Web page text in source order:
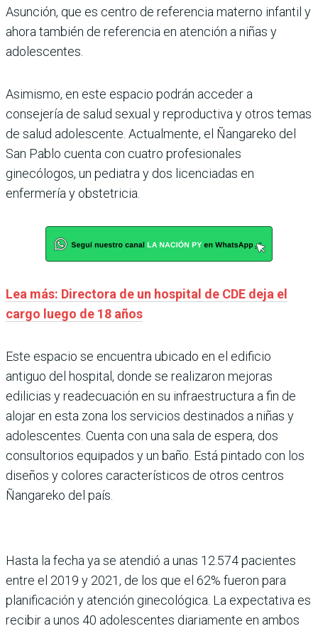
Asunción, que es centro de referencia materno infantil y
ahora también de referencia en atención a niñas y
adolescentes.
Asimismo, en este espacio podrán acceder a
consejería de salud sexual y reproductiva y otros temas
de salud adolescente. Actualmente, el Ñangareko del
San Pablo cuenta con cuatro profesionales
ginecólogos, un pediatra y dos licenciadas en
enfermería y obstetricia.
Lea más: Directora de un hospital de CDE deja el
cargo luego de 18 años
Este espacio se encuentra ubicado en el edificio
antiguo del hospital, donde se realizaron mejoras
edilicias y readecuación en su infraestructura a fin de
alojar en esta zona los servicios destinados a niñas y
adolescentes. Cuenta con una sala de espera, dos
consultorios equipados y un baño. Está pintado con los
diseños y colores característicos de otros centros
Ñangareko del país.
Hasta la fecha ya se atendió a unas 12.574 pacientes
entre el 2019 y 2021, de los que el 62% fueron para
planificación y atención ginecológica. La expectativa es
recibir a unos 40 adolescentes diariamente en ambos